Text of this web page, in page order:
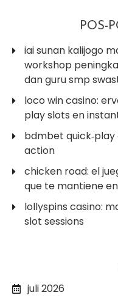
POS-
iai sunan kalijogo
workshop
dan guru smp
loco win casino:
play slots en
bdmbet quick‑play
action
chicken road: el
que te mantiene
lollyspins casino:
slot sessions
juli 2026